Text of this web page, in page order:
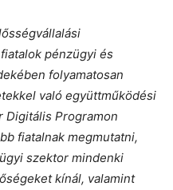
pénzügyi és
folyamatosan
való együttműködési
Digitális Programon
fiatalnak megmutatni,
szektor mindenki
kínál, valamint